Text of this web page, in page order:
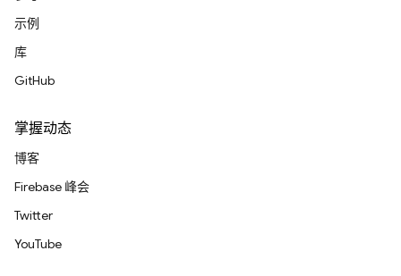
示例
库
GitHub
掌握动态
博客
Firebase 峰会
Twitter
YouTube